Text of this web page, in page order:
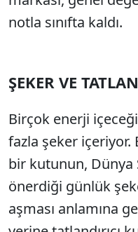
notla sınıfta kaldı.
ŞEKER VE
Birçok enerji
fazla şeker içeriyor.
bir kutunun, Dünya
önerdiği günlük
aşması anlamına